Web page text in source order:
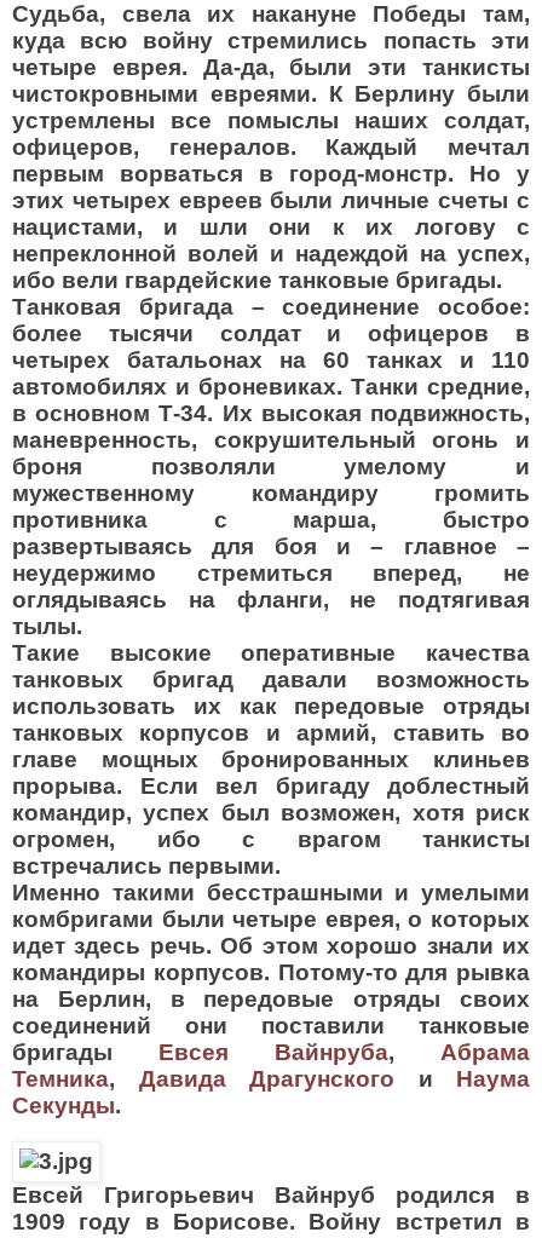
Судьба, свела их накануне Победы там,
куда всю войну стремились попасть эти
четыре еврея. Да-да, были эти танкисты
чистокровными евреями. К Берлину были
устремлены все помыслы наших солдат,
офицеров, генералов. Каждый мечтал
первым ворваться в город-монстр. Но у
этих четырех евреев были личные счеты с
нацистами, и шли они к их логову с
непреклонной волей и надеждой на успех,
ибо вели гвардейские танковые бригады.
Танковая бригада – соединение особое:
более тысячи солдат и офицеров в
четырех батальонах на 60 танках и 110
автомобилях и броневиках. Танки средние,
в основном Т-34. Их высокая подвижность,
маневренность, сокрушительный огонь и
броня позволяли умелому и
мужественному командиру громить
противника с марша, быстро
развертываясь для боя и – главное –
неудержимо стремиться вперед, не
оглядываясь на фланги, не подтягивая
тылы.
Такие высокие оперативные качества
танковых бригад давали возможность
использовать их как передовые отряды
танковых корпусов и армий, ставить во
главе мощных бронированных клиньев
прорыва. Если вел бригаду доблестный
командир, успех был возможен, хотя риск
огромен, ибо с врагом танкисты
встречались первыми.
Именно такими бесстрашными и умелыми
комбригами были четыре еврея, о которых
идет здесь речь. Об этом хорошо знали их
командиры корпусов. Потому-то для рывка
на Берлин, в передовые отряды своих
соединений они поставили танковые
бригады
Евсея Вайнруба,
Абрама
Темника, Давида Драгунского и
Наума
Секунды.
Евсей Григорьевич Вайнруб родился в
1909 году в Борисове. Войну встретил в